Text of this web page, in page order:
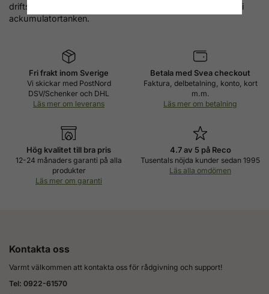
driftsfall först genom att ladda med tappvarmvattentemp i
ackumulatortanken.
Fri frakt inom Sverige
Vi skickar med PostNord
DSV/Schenker och DHL
Läs mer om leverans
Betala med Svea checkout
Faktura, delbetalning, konto, kort
m.m.
Läs mer om betalning
Hög kvalitet till bra pris
12-24 månaders garanti på alla
produkter
Läs mer om garanti
4.7 av 5 på Reco
Tusentals nöjda kunder sedan 1995
Läs alla omdömen
Kontakta oss
Varmt välkommen att kontakta oss för rådgivning och support!
Tel: 0922-61570